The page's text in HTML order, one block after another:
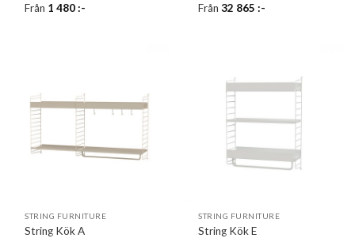
Från 1 480:-
Från32 865:-
STRING FURNITURE
String Kök A
STRING FURNITURE
String Kök E